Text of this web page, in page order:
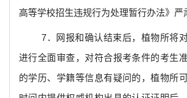
高等学校招生违规行为处理暂行办法》严
7．网报和确认结束后，植物所将
进行全面审查，对符合报考条件的考生
的学历、学籍等信息有疑问的，植物所